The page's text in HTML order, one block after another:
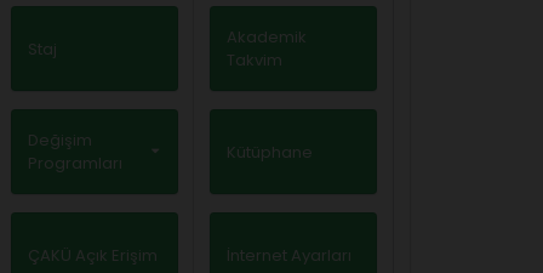
Staj
Akademik
Takvim
Değişim
Programları
Kütüphane
ÇAKÜ Açık Erişim İnternet Ayarları